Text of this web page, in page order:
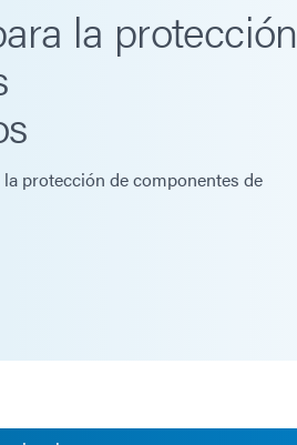
la protección
protección de componentes de